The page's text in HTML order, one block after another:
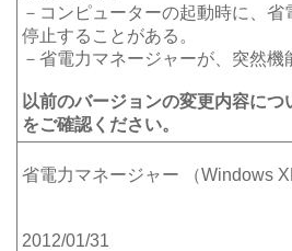
－コンピューターの起動時に、
停止することがある。
－省電力マネージャーが、突然機
以前のバージョンの変更内容に
をご確認ください。
省電力マネージャー （Windows
2012/01/31